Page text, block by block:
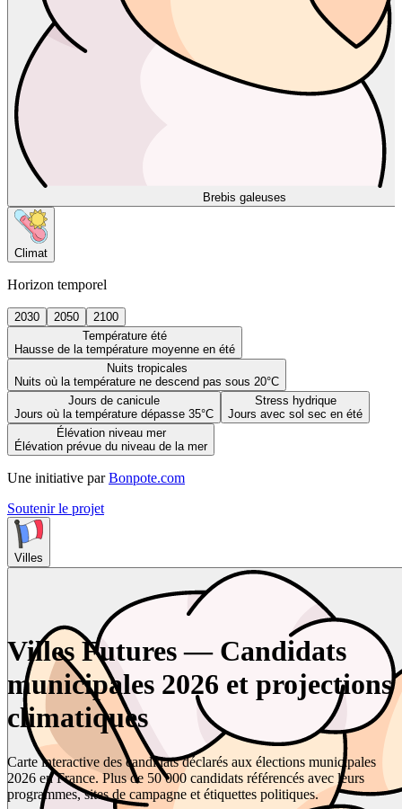
Brebis galeuses
Climat
Horizon temporel
2030 2050
2100
Température été
Hausse de la température moyenne en été
Nuits tropicales
Nuits où la température ne descend pas sous 20°C
Jours de canicule
Jours où la température dépasse 35°C
Stress hydrique
Jours avec sol sec en été
Élévation niveau mer
Élévation prévue du niveau de la mer
Une initiative par Bonpote.com
Soutenir le projet
Villes
Villes Futures — Candidats
municipales 2026 et projections
climatiques
Carte interactive des candidats déclarés aux élections municipales
2026 en France. Plus de 50 000 candidats référencés avec leurs
programmes, sites de campagne et étiquettes politiques.